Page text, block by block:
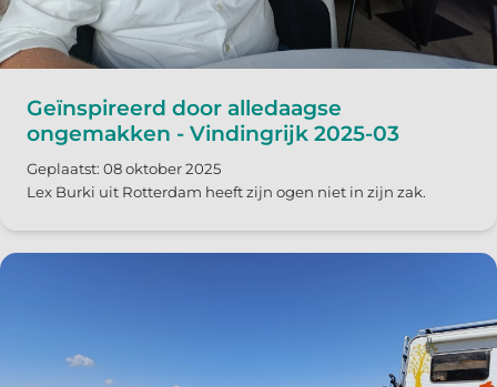
Geïnspireerd door alledaagse
ongemakken - Vindingrijk 2025-03
Geplaatst: 08 oktober 2025
Lex Burki uit Rotterdam heeft zijn ogen niet in zijn zak.